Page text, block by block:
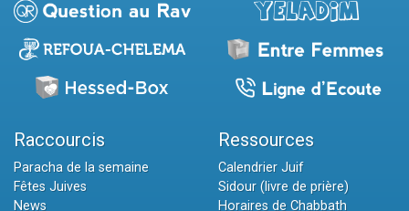
Raccourcis
Paracha de la semaine
Fêtes Juives
News
Ressources
Calendrier Juif
Sidour (livre de prière)
Horaires de Chabbath